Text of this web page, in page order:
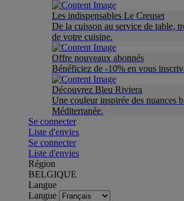
Les indispensables Le Creuset
De la cuisson au service de table,
de votre cuisine.
Offre nouveaux abonnés
Bénéficiez de -10% en vous
Découvrez Bleu Riviera
Une couleur inspirée des nuances
Méditerranée.
Se connecter
Liste d'envies
Se connecter
Liste d'envies
Région
BELGIQUE
Langue
Langue